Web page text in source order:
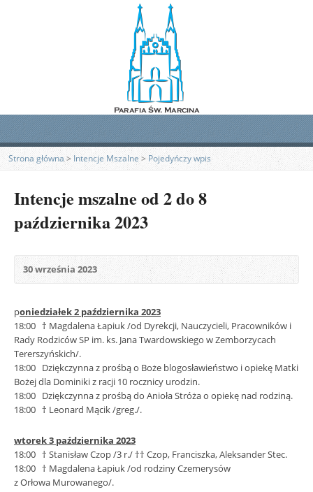
Strona główna> Intencje Mszalne> Pojedyńczy wpis
Intencje mszalne od 2 do 8
października 2023
30 września 2023
poniedziałek 2 października 2023
18:00 † Magdalena Łapiuk /od Dyrekcji, Nauczycieli, Pracowników i
Rady Rodziców SP im. ks. Jana Twardowskiego w Zemborzycach
Tererszyńskich/.
18:00 Dziękczynna z prośbą o Boże blogosławieństwo i opiekę Matki
Bożej dla Dominiki z racji 10 rocznicy urodzin.
18:00 Dziękczynna z prośbą do Anioła Stróża o opiekę nad rodziną.
18:00 † Leonard Mącik /greg./.
wtorek 3 października 2023
18:00 † Stanisław Czop /3 r./ †† Czop, Franciszka, Aleksander Stec.
18:00 † Magdalena Łapiuk /od rodziny Czemerysów
z Orłowa Murowanego/.